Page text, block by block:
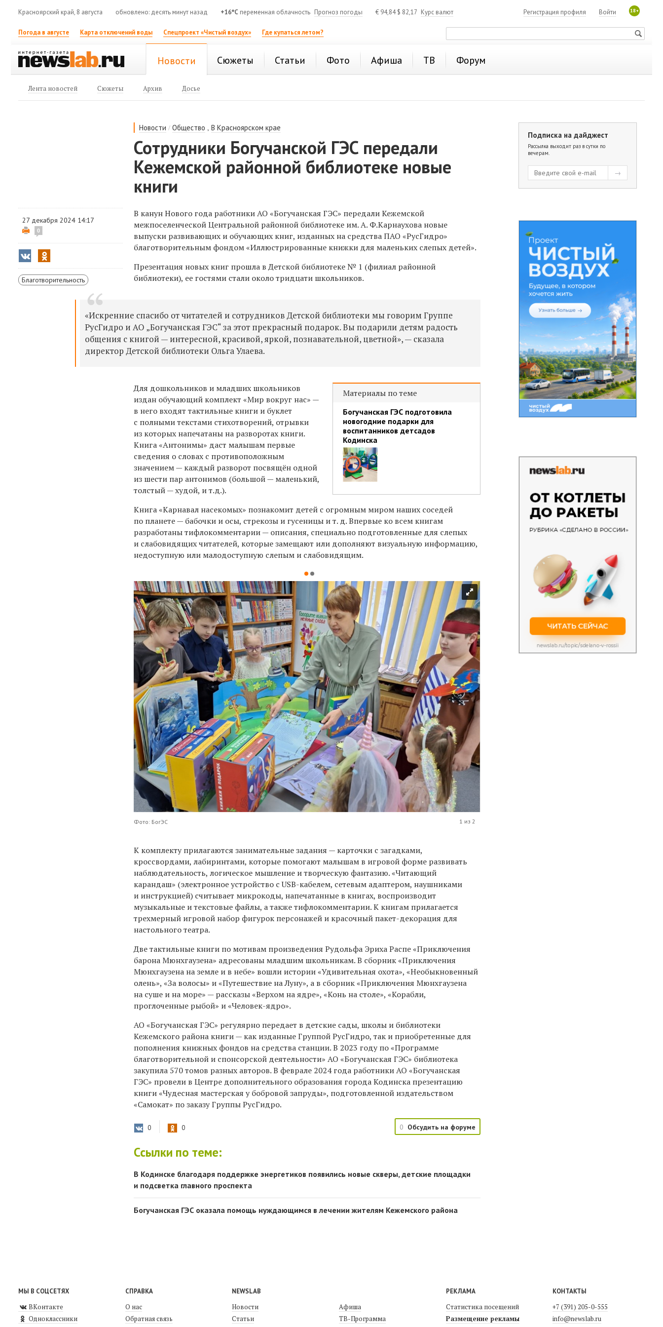
Красноярский край, 8 августа обновлено: десять минут назад +16°C переменная облачность Прогноз погоды € 94,84$ 82,17 Курс валют 18+
Войти
Регистрация профиля
Погода в августе Карта отключений воды Спецпроект «Чистый воздух» Где купаться летом?
Новости Сюжеты Статьи Фото Афиша ТВ Форум
Лента новостей Сюжеты Архив Досье
Новости /Общество ,В Красноярском крае
Сотрудники Богучанской ГЭС передали
Кежемской районной библиотеке новые
книги
27 декабря 2024 14:17
0
Благотворительность
В канун Нового года работники АО «Богучанская ГЭС» передали Кежемской
межпоселенческой Центральной районной библиотеке им. А. Ф.Карнаухова новые
выпуски развивающих и обучающих книг, изданных на средства ПАО «РусГидро»
благотворительным фондом «Иллюстрированные книжки для маленьких слепых детей».
Презентация новых книг прошла в Детской библиотеке № 1 (филиал районной
библиотеки), ее гостями стали около тридцати школьников.
«Искренние спасибо от читателей и сотрудников Детской библиотеки мы говорим Группе
РусГидро и АО „Богучанская ГЭС“ за этот прекрасный подарок. Вы подарили детям радость
общения с книгой — интересной, красивой, яркой, познавательной, цветной», — сказала
директор Детской библиотеки Ольга Улаева.
Материалы по теме
Богучанская ГЭС подготовила
новогодние подарки для
воспитанников детсадов
Кодинска
Для дошкольников и младших школьников
издан обучающий комплект «Мир вокруг нас» —
в него входят тактильные книги и буклет
с полными текстами стихотворений, отрывки
из которых напечатаны на разворотах книги.
Книга «Антонимы» даст малышам первые
сведения о словах с противоположным
значением — каждый разворот посвящён одной
из шести пар антонимов (большой — маленький,
толстый — худой, и т.д.).
Книга «Карнавал насекомых» познакомит детей с огромным миром наших соседей
по планете — бабочки и осы, стрекозы и гусеницы и т. д. Впервые ко всем книгам
разработаны тифлокомментарии — описания, специально подготовленные для слепых
и слабовидящих читателей, которые замещают или дополняют визуальную информацию,
недоступную или малодоступную слепым и слабовидящим.
Фото: БогЭС 1 из 2
К комплекту прилагаются занимательные задания — карточки с загадками,
кроссвордами, лабиринтами, которые помогают малышам в игровой форме развивать
наблюдательность, логическое мышление и творческую фантазию. «Читающий
карандаш» (электронное устройство с USB-кабелем, сетевым адаптером, наушниками
и инструкцией) считывает микрокоды, напечатанные в книгах, воспроизводит
музыкальные и текстовые файлы, а также тифлокомментарии. К книгам прилагается
трехмерный игровой набор фигурок персонажей и красочный пакет-декорация для
настольного театра.
Две тактильные книги по мотивам произведения Рудольфа Эриха Распе «Приключения
барона Мюнхгаузена» адресованы младшим школьникам. В сборник «Приключения
Мюнхгаузена на земле и в небе» вошли истории «Удивительная охота», «Необыкновенный
олень», «За волосы» и «Путешествие на Луну», а в сборник «Приключения Мюнхгаузена
на суше и на море» — рассказы «Верхом на ядре», «Конь на столе», «Корабли,
проглоченные рыбой» и «Человек-ядро».
АО «Богучанская ГЭС» регулярно передает в детские сады, школы и библиотеки
Кежемского района книги — как изданные Группой РусГидро, так и приобретенные для
пополнения книжных фондов на средства станции. В 2023 году по «Программе
благотворительной и спонсорской деятельности» АО «Богучанская ГЭС» библиотека
закупила 570 томов разных авторов. В феврале 2024 года работники АО «Богучанская
ГЭС» провели в Центре дополнительного образования города Кодинска презентацию
книги «Чудесная мастерская у бобровой запруды», подготовленной издательством
«Самокат» по заказу Группы РусГидро.
0 0 0 Обсудить на форуме
Ссылки по теме:
В Кодинске благодаря поддержке энергетиков появились новые скверы, детские площадки
и подсветка главного проспекта
Богучанская ГЭС оказала помощь нуждающимся в лечении жителям Кежемского района
Подписка на дайджест
Рассылка выходит раз в сутки по
вечерам.
МЫ В СОЦСЕТЯХ
ВКонтакте
Одноклассники
СПРАВКА
О нас
Обратная связь
NEWSLAB
Новости
Статьи
Афиша
ТВ-Программа
РЕКЛАМА
Статистика посещений
Размещение рекламы
КОНТАКТЫ
+7 (391) 205-0-555
info@newslab.ru